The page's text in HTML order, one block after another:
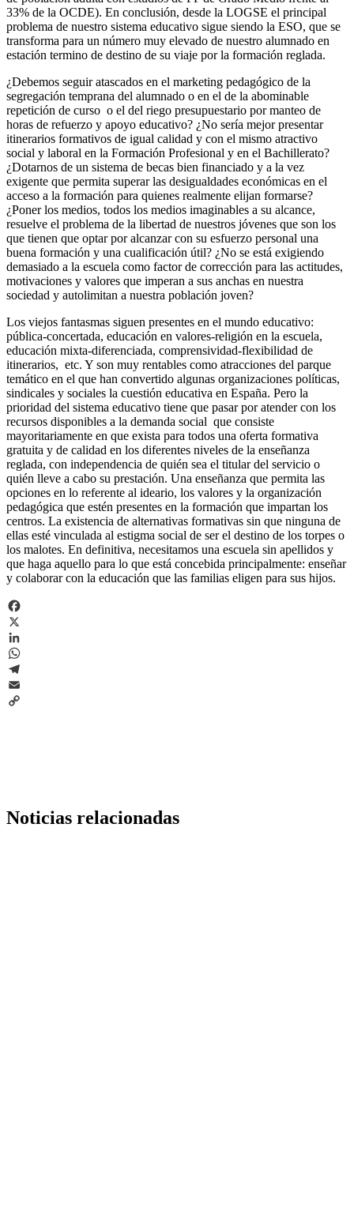
33% de la OCDE). En conclusión, desde la LOGSE el principal
problema de nuestro sistema educativo sigue siendo la ESO, que se
transforma para un número muy elevado de nuestro alumnado en
estación termino de destino de su viaje por la formación reglada.
¿Debemos seguir atascados en el marketing pedagógico de la
segregación temprana del alumnado o en el de la abominable
repetición de curso o el del riego presupuestario por manteo de
horas de refuerzo y apoyo educativo? ¿No sería mejor presentar
itinerarios formativos de igual calidad y con el mismo atractivo
social y laboral en la Formación Profesional y en el Bachillerato?
¿Dotarnos de un sistema de becas bien financiado y a la vez
exigente que permita superar las desigualdades económicas en el
acceso a la formación para quienes realmente elijan formarse?
¿Poner los medios, todos los medios imaginables a su alcance,
resuelve el problema de la libertad de nuestros jóvenes que son los
que tienen que optar por alcanzar con su esfuerzo personal una
buena formación y una cualificación útil? ¿No se está exigiendo
demasiado a la escuela como factor de corrección para las actitudes,
motivaciones y valores que imperan a sus anchas en nuestra
sociedad y autolimitan a nuestra población joven?
Los viejos fantasmas siguen presentes en el mundo educativo:
pública-concertada, educación en valores-religión en la escuela,
educación mixta-diferenciada, comprensividad-flexibilidad de
itinerarios, etc. Y son muy rentables como atracciones del parque
temático en el que han convertido algunas organizaciones políticas,
sindicales y sociales la cuestión educativa en España. Pero la
prioridad del sistema educativo tiene que pasar por atender con los
recursos disponibles a la demanda social que consiste
mayoritariamente en que exista para todos una oferta formativa
gratuita y de calidad en los diferentes niveles de la enseñanza
reglada, con independencia de quién sea el titular del servicio o
quién lleve a cabo su prestación. Una enseñanza que permita las
opciones en lo referente al ideario, los valores y la organización
pedagógica que estén presentes en la formación que impartan los
centros. La existencia de alternativas formativas sin que ninguna de
ellas esté vinculada al estigma social de ser el destino de los torpes o
los malotes. En definitiva, necesitamos una escuela sin apellidos y
que haga aquello para lo que está concebida principalmente: enseñar
y colaborar con la educación que las familias eligen para sus hijos.
Facebook
X
LinkedIn
WhatsApp
Telegram
Email
Noticias relacionadas